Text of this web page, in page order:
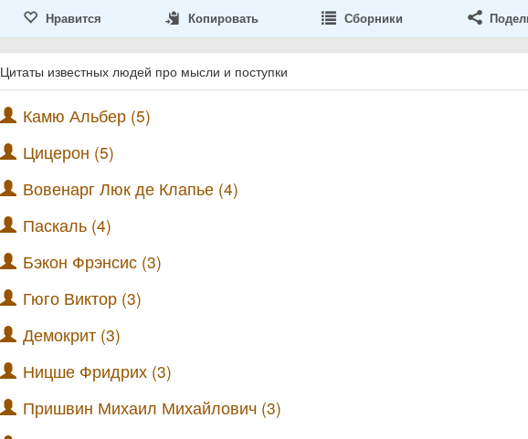
Нравится Копировать Сборники
Цитаты известных людей про мысли и поступки
Камю Альбер (5)
Цицерон (5)
Вовенарг Люк де Клапье (4)
Паскаль (4)
Бэкон Фрэнсис (3)
Гюго Виктор (3)
Демокрит (3)
Ницше Фридрих (3)
Пришвин Михаил Михайлович (3)